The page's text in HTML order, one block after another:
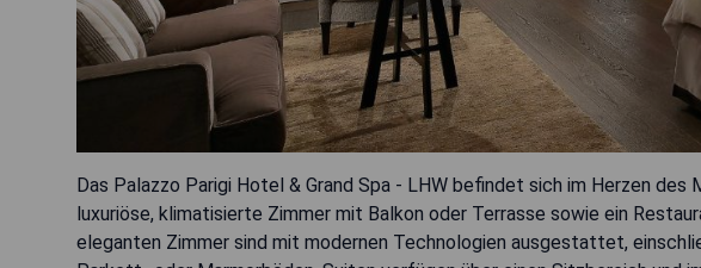
Das Palazzo Parigi Hotel & Grand Spa - LHW befindet sich im Herzen
luxuriöse, klimatisierte Zimmer mit Balkon oder Terrasse sowie ein
eleganten Zimmer sind mit modernen Technologien ausgestattet,